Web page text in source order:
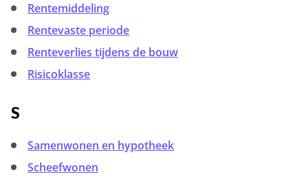
Rentemiddeling
Rentevaste periode
Renteverlies tijdens de bouw
Risicoklasse
S
Samenwonen en hypotheek
Scheefwonen